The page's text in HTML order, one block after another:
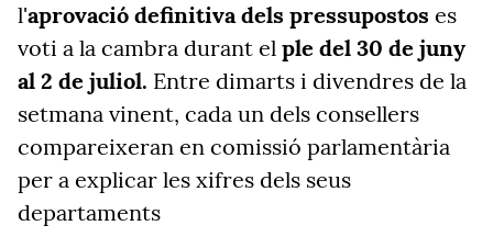
l'aprovació definitiva dels pressupostos es
voti a la cambra durant el ple del 30 de juny
al 2 de juliol. Entre dimarts i divendres de la
setmana vinent, cada un dels consellers
compareixeran en comissió parlamentària
per a explicar les xifres dels seus
departaments